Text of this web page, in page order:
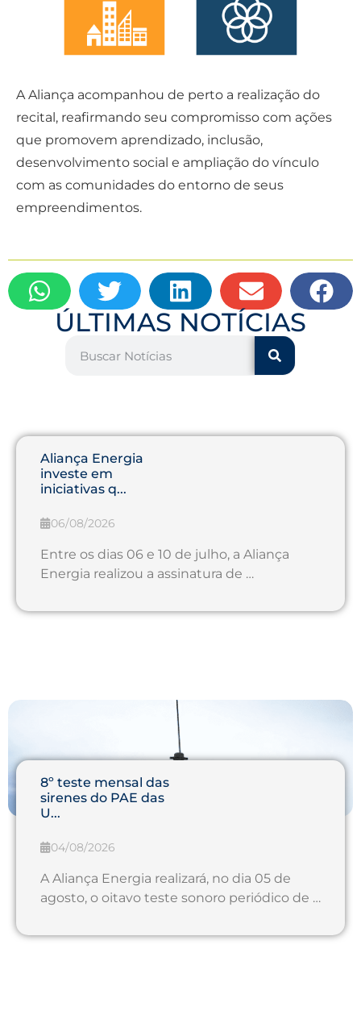
A Aliança acompanhou de perto a realização do
recital, reafirmando seu compromisso com ações
que promovem aprendizado, inclusão,
desenvolvimento social e ampliação do vínculo
com as comunidades do entorno de seus
empreendimentos.
ÚLTIMAS NOTÍCIAS
Aliança Energia
investe em
iniciativas q...
06/08/2026
Entre os dias 06 e 10 de julho, a Aliança
Energia realizou a assinatura de …
8º teste mensal das
sirenes do PAE das
U...
04/08/2026
A Aliança Energia realizará, no dia 05 de
agosto, o oitavo teste sonoro periódico de …